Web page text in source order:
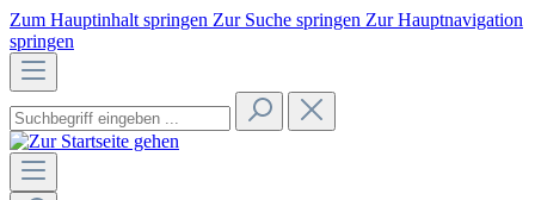
Zum Hauptinhalt springen Zur Suche springen Zur Hauptnavigation
springen